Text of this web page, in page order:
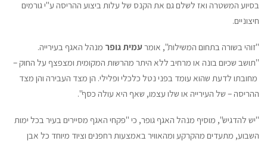
בסיוע המשטרה ואז לשלם גם את הקנס של עלות ביצוע ההריסה ע"י גורמים
חיצוניים.
"זוהי בשורה בתחום המשילות", אומר עמית גופר מנהל האגף בעירייה.
"תושב שכיום בונה או מרחיב ללא היתר מהרשות המקומית ומצפצף על החוק –
מחובתו לדעת שהוא עומד בפני נטל כלכלי ופלילי. הן מצד העבירה והן מצד
ההריסה – של העירייה או שלו עצמו, שאף היא עולה כסף".
"יש להדגיש", מוסיף מנהל האגף גופר, כי "פקחי האגף מסיירים בעיר בכל ימות
השבוע, מתעדים מהקרקע ומהאוויר באמצעות רחפנים וציוד מיוחד כל אבן